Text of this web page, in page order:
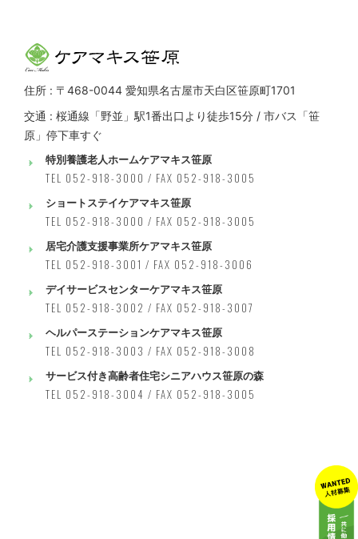
住所 : 〒468-0044 愛知県名古屋市天白区笹原町1701
交通 : 桜通線「野並」駅1番出口より徒歩15分 / 市バス「笹
原」停下車すぐ
特別養護老人ホームケアマキス笹原
TEL 052-918-3000 / FAX 052-918-3005
ショートステイケアマキス笹原
TEL 052-918-3000 / FAX 052-918-3005
居宅介護支援事業所ケアマキス笹原
TEL 052-918-3001 / FAX 052-918-3006
デイサービスセンターケアマキス笹原
TEL 052-918-3002 / FAX 052-918-3007
ヘルパーステーションケアマキス笹原
TEL 052-918-3003 / FAX 052-918-3008
サービス付き高齢者住宅シニアハウス笹原の森
TEL 052-918-3004 / FAX 052-918-3005